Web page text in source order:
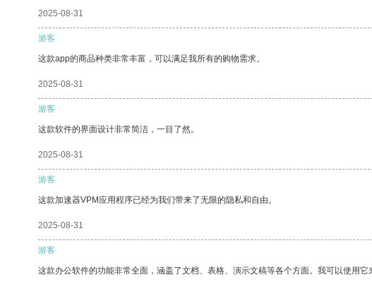
2025-08-31
游客
这款app的商品种类非常丰富，可以满足我所有的购物需求。
2025-08-31
游客
这款软件的界面设计非常简洁，一目了然。
2025-08-31
游客
这款加速器VPM应用程序已经为我们带来了无限的隐私和自由。
2025-08-31
游客
这款办公软件的功能非常全面，涵盖了文档、表格、演示文稿等各个方面。我可以使用它